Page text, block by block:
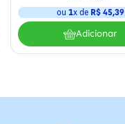
ou1x de R$ 45,39
Adicionar